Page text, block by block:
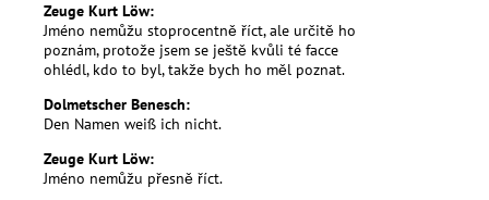
Zeuge Kurt Löw:
Jméno nemůžu stoprocentně říct, ale určitě ho
poznám, protože jsem se ještě kvůli té facce
ohlédl, kdo to byl, takže bych ho měl poznat.
Dolmetscher Benesch:
Den Namen weiß ich nicht.
Zeuge Kurt Löw:
Jméno nemůžu přesně říct.